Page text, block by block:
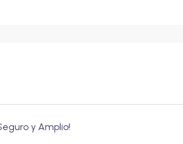
y Amplio!